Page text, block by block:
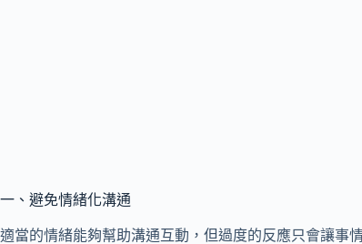
一、避免情緒化溝通
適當的情緒能夠幫助溝通互動，但過度的反應只會讓事